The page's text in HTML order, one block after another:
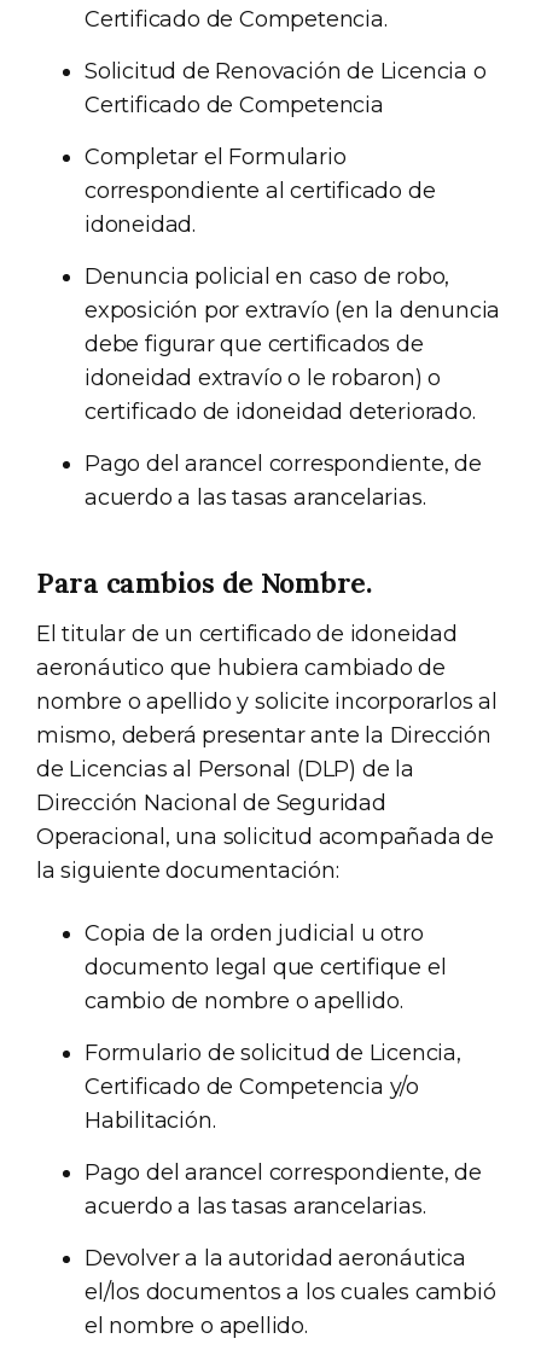
Certificado de Competencia.
Solicitud de Renovación de Licencia o
Certificado de Competencia
Completar el Formulario
correspondiente al certificado de
idoneidad.
Denuncia policial en caso de robo,
exposición por extravío (en la denuncia
debe figurar que certificados de
idoneidad extravío o le robaron) o
certificado de idoneidad deteriorado.
Pago del arancel correspondiente, de
acuerdo a las tasas arancelarias.
Para cambios de Nombre.
El titular de un certificado de idoneidad
aeronáutico que hubiera cambiado de
nombre o apellido y solicite incorporarlos al
mismo, deberá presentar ante la Dirección
de Licencias al Personal (DLP) de la
Dirección Nacional de Seguridad
Operacional, una solicitud acompañada de
la siguiente documentación:
Copia de la orden judicial u otro
documento legal que certifique el
cambio de nombre o apellido.
Formulario de solicitud de Licencia,
Certificado de Competencia y/o
Habilitación.
Pago del arancel correspondiente, de
acuerdo a las tasas arancelarias.
Devolver a la autoridad aeronáutica
el/los documentos a los cuales cambió
el nombre o apellido.